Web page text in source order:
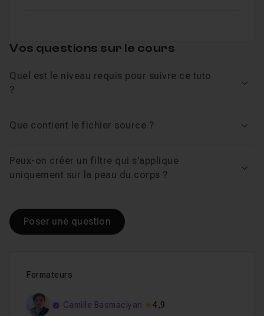
Formateurs
Camille Basmaciyan 4,9
Vos questions sur le cours
Quel est le niveau requis pour suivre ce tuto
?
Que contient le fichier source ?
Peux-on créer un filtre qui s'applique
uniquement sur la peau du corps ?
Poser une question